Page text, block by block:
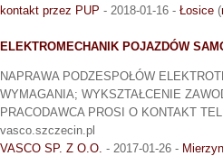
kontakt przez PUP - 2018-01-16 - Łosice (
ELEKTROMECHANIK POJAZDÓW
NAPRAWA PODZESPOŁÓW
WYMAGANIA; WYKSZTAŁCENIE
PRACODAWCA PROSI O KONTAKT
vasco.szczecin.pl
VASCO SP. Z O.O. - 2017-01-26 - Mierzyn